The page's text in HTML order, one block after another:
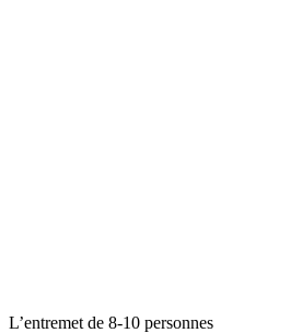
L’entremet de 8-10 personnes